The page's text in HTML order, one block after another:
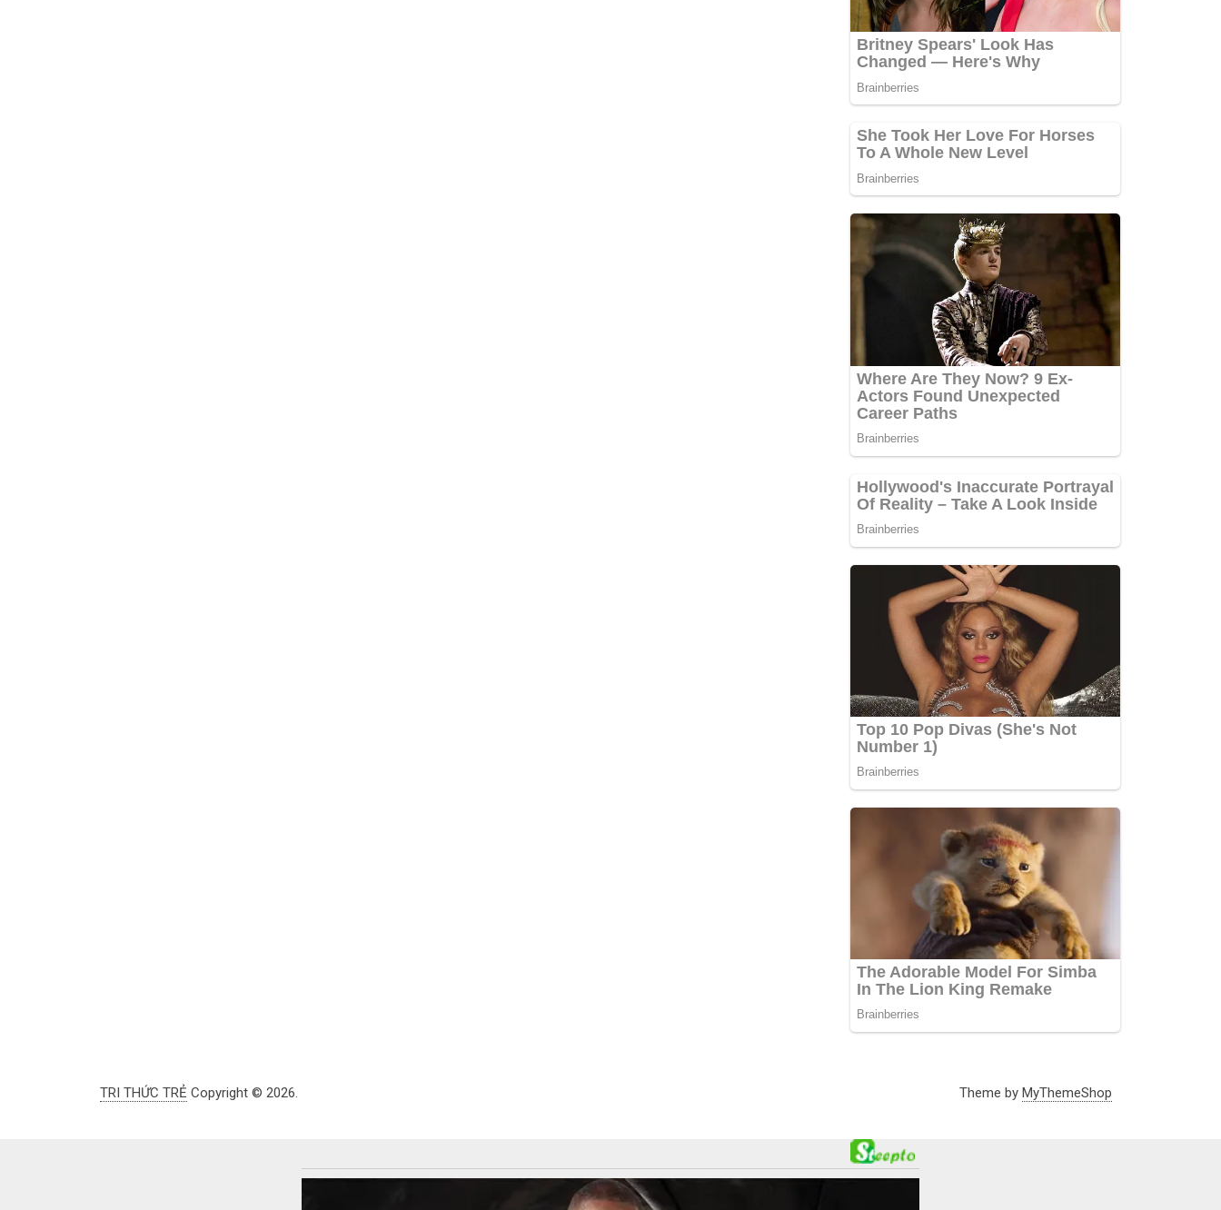
TRI THỨC TRẺ Copyright © 2026. Theme by MyThemeShop